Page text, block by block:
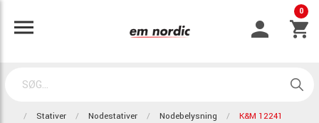
0
Stativer Nodestativer Nodebelysning K&M 12241